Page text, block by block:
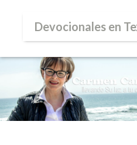
Devocionales en